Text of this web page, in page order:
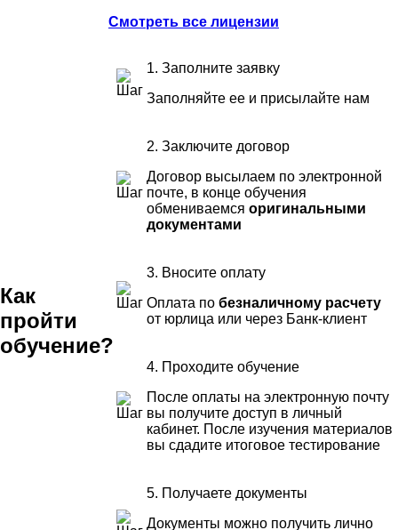
Смотреть все лицензии
Как
пройти
обучение?
1. Заполните заявку
Заполняйте ее и присылайте нам
2. Заключите договор
Договор высылаем по электронной
почте, в конце обучения
обмениваемся оригинальными
документами
3. Вносите оплату
Оплата по безналичному расчету
от юрлица или через Банк-клиент
4. Проходите обучение
После оплаты на электронную почту
вы получите доступ в личный
кабинет. После изучения материалов
вы сдадите итоговое тестирование
5. Получаете документы
Документы можно получить лично